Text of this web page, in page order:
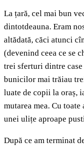
La țară, cel mai bun
dintotdeauna. Eram
altădată, căci atunci
(devenind ceea ce se
trei sferturi dintre
bunicilor mai trăiau
luate de copii la oraș,
mutarea mea. Cu
unei ulițe aproape
După ce am terminat